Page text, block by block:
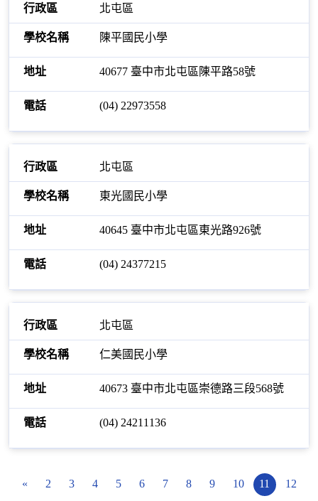
北屯區
陳平國民小學
40677 臺中市北屯區陳平路58號
(04) 22973558
北屯區
東光國民小學
40645 臺中市北屯區東光路926號
(04) 24377215
北屯區
仁美國民小學
40673 臺中市北屯區崇德路三段568號
(04) 24211136
« 2 3 4 5 6 7 8 9 10 11 12